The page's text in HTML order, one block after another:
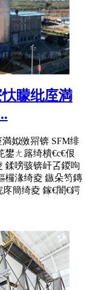
矇纰庢満
姒傚喌锛 SFM绯
鐢ㄤ簬绮樻€с€佷
鍒嗙骇锛屽叾鍐呴
欏湪绮夌 鏃朵笉鏄
簡绮夌 鎵€闇€鍔